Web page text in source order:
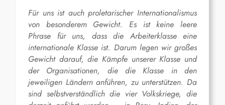
Für uns ist auch proletarischer Internationalismus
von besonderem Gewicht. Es ist keine leere
Phrase für uns, dass die Arbeiterklasse eine
internationale Klasse ist. Darum legen wir großes
Gewicht darauf, die Kämpfe unserer Klasse und
der Organisationen, die die Klasse in den
jeweiligen Ländern anführen, zu unterstützen. Da
sind selbstverständlich die vier Volkskriege, die